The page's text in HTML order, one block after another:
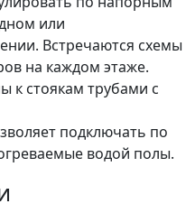
или
Встречаются схемы
на каждом этаже.
к стоякам трубами с
подключать по
водой полы.